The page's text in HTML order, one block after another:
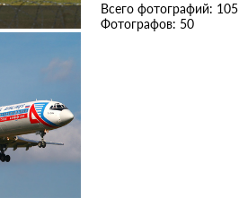
Всего фотографий: 105
Фотографов: 50